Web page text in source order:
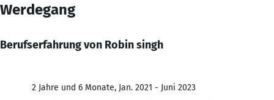
Werdegang
Berufserfahrung von Robin singh
2 Jahre und 6 Monate, Jan. 2021 - Juni 2023